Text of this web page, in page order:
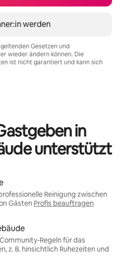
werden
Gesetzen und
wieder ändern können. Die
ist nicht garantiert und kann sich
in
unterstützt
Reinigung zwischen
Gästen Profis beauftragen
Regeln für das
z. B. hinsichtlich Ruhezeiten und